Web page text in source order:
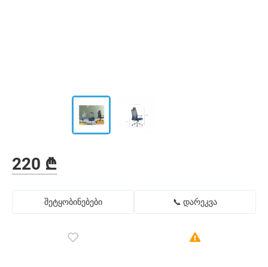
220 ₾
შეტყობინებები 📞 დარეკვა